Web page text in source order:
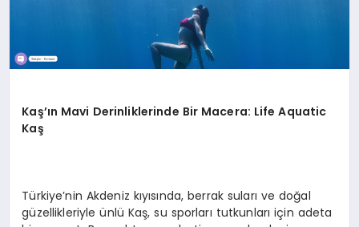
Kaş’ın Mavi Derinliklerinde Bir Macera: Life Aquatic
Kaş
Türkiye’nin Akdeniz kıyısında, berrak suları ve doğal
güzellikleriyle ünlü Kaş, su sporları tutkunları için adeta